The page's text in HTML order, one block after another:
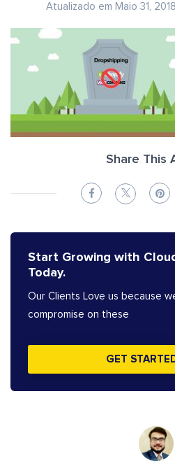
Atualizado em Maio 31, 2018
Share This
Start Growing with
Today.
Our Clients Love us because
compromise on these
GET